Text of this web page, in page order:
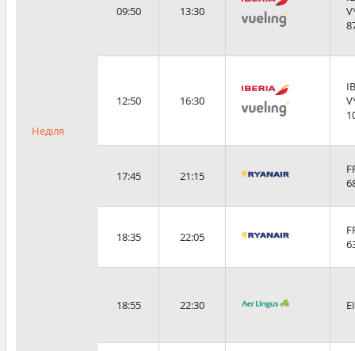
Неділя
09:50 13:30
12:50 16:30
17:45 21:15
18:35 22:05
18:55 22:30